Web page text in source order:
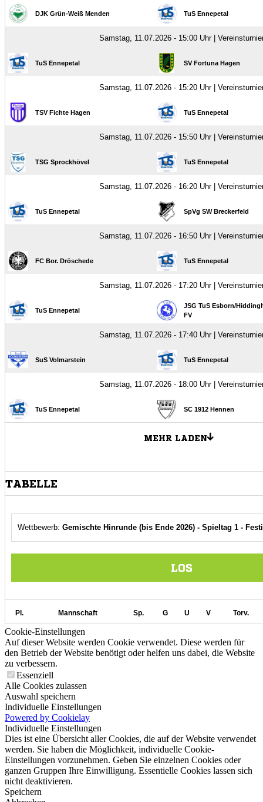
Cookie-Einstellungen
Auf dieser Website werden Cookie verwendet. Diese werden für
den Betrieb der Website benötigt oder helfen uns dabei, die Website
zu verbessern.
Essenziell
Alle Cookies zulassen
Auswahl speichern
Individuelle Einstellungen
Powered by Cookielay
Individuelle Einstellungen
Dies ist eine Übersicht aller Cookies, die auf der Website verwendet
werden. Sie haben die Möglichkeit, individuelle Cookie-
Einstellungen vorzunehmen. Geben Sie einzelnen Cookies oder
ganzen Gruppen Ihre Einwilligung. Essentielle Cookies lassen sich
nicht deaktivieren.
Speichern